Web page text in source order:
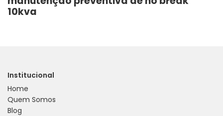
10kva
Institucional
Home
Quem Somos
Blog